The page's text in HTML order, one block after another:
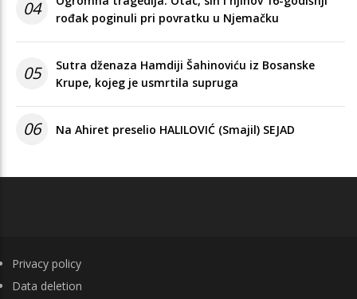
04
rođak poginuli pri povratku u Njemačku
05
Sutra dženaza Hamdiji Šahinoviću iz Bosanske
Krupe, kojeg je usmrtila supruga
06 Na Ahiret preselio HALILOVIĆ (Smajil) SEJAD
FOOTER
Privacy policy
Data deletion